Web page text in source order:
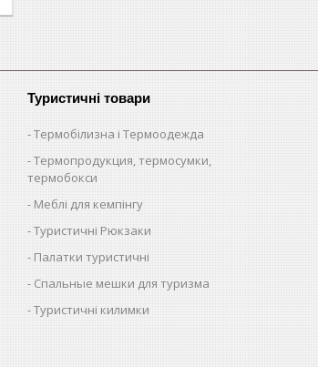
Туристичні товари
Термобілизна і Термоодежда
Термопродукция, термосумки,
термобокси
Меблі для кемпінгу
Туристичні Рюкзаки
Палатки туристичні
Спальные мешки для туризма
Туристичні килимки